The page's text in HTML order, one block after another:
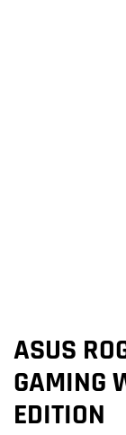
ASUS
GAMING
EDITION